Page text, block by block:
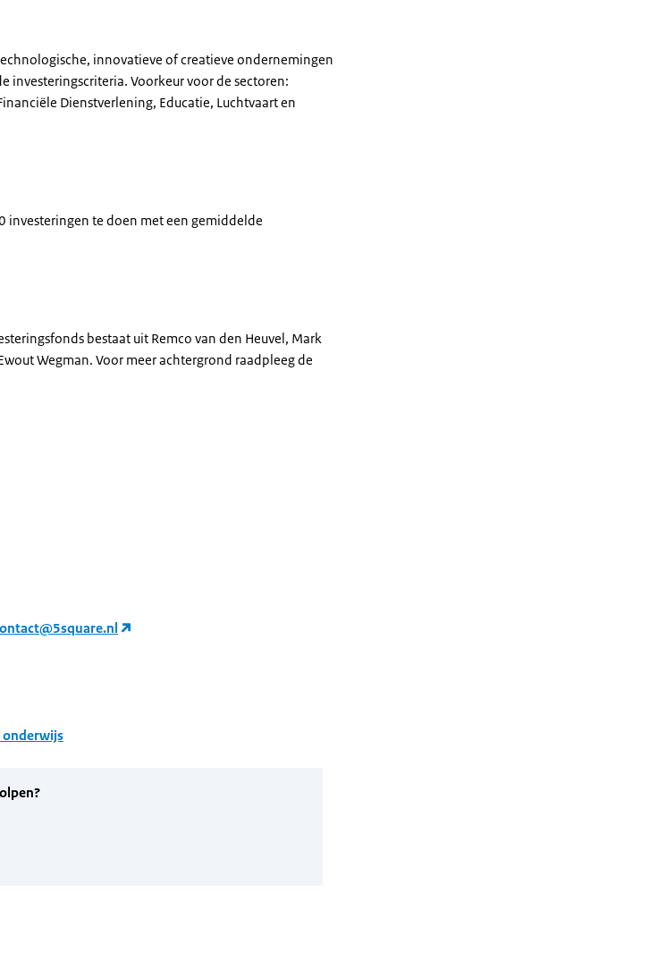
innovatieve of creatieve ondernemingen
investeringscriteria. Voorkeur voor de sectoren:
Dienstverlening, Educatie, Luchtvaart en
investeringen te doen met een gemiddelde
bestaat uit Remco van den Heuvel, Mark
Wegman. Voor meer achtergrond raadpleeg de
onderwijs